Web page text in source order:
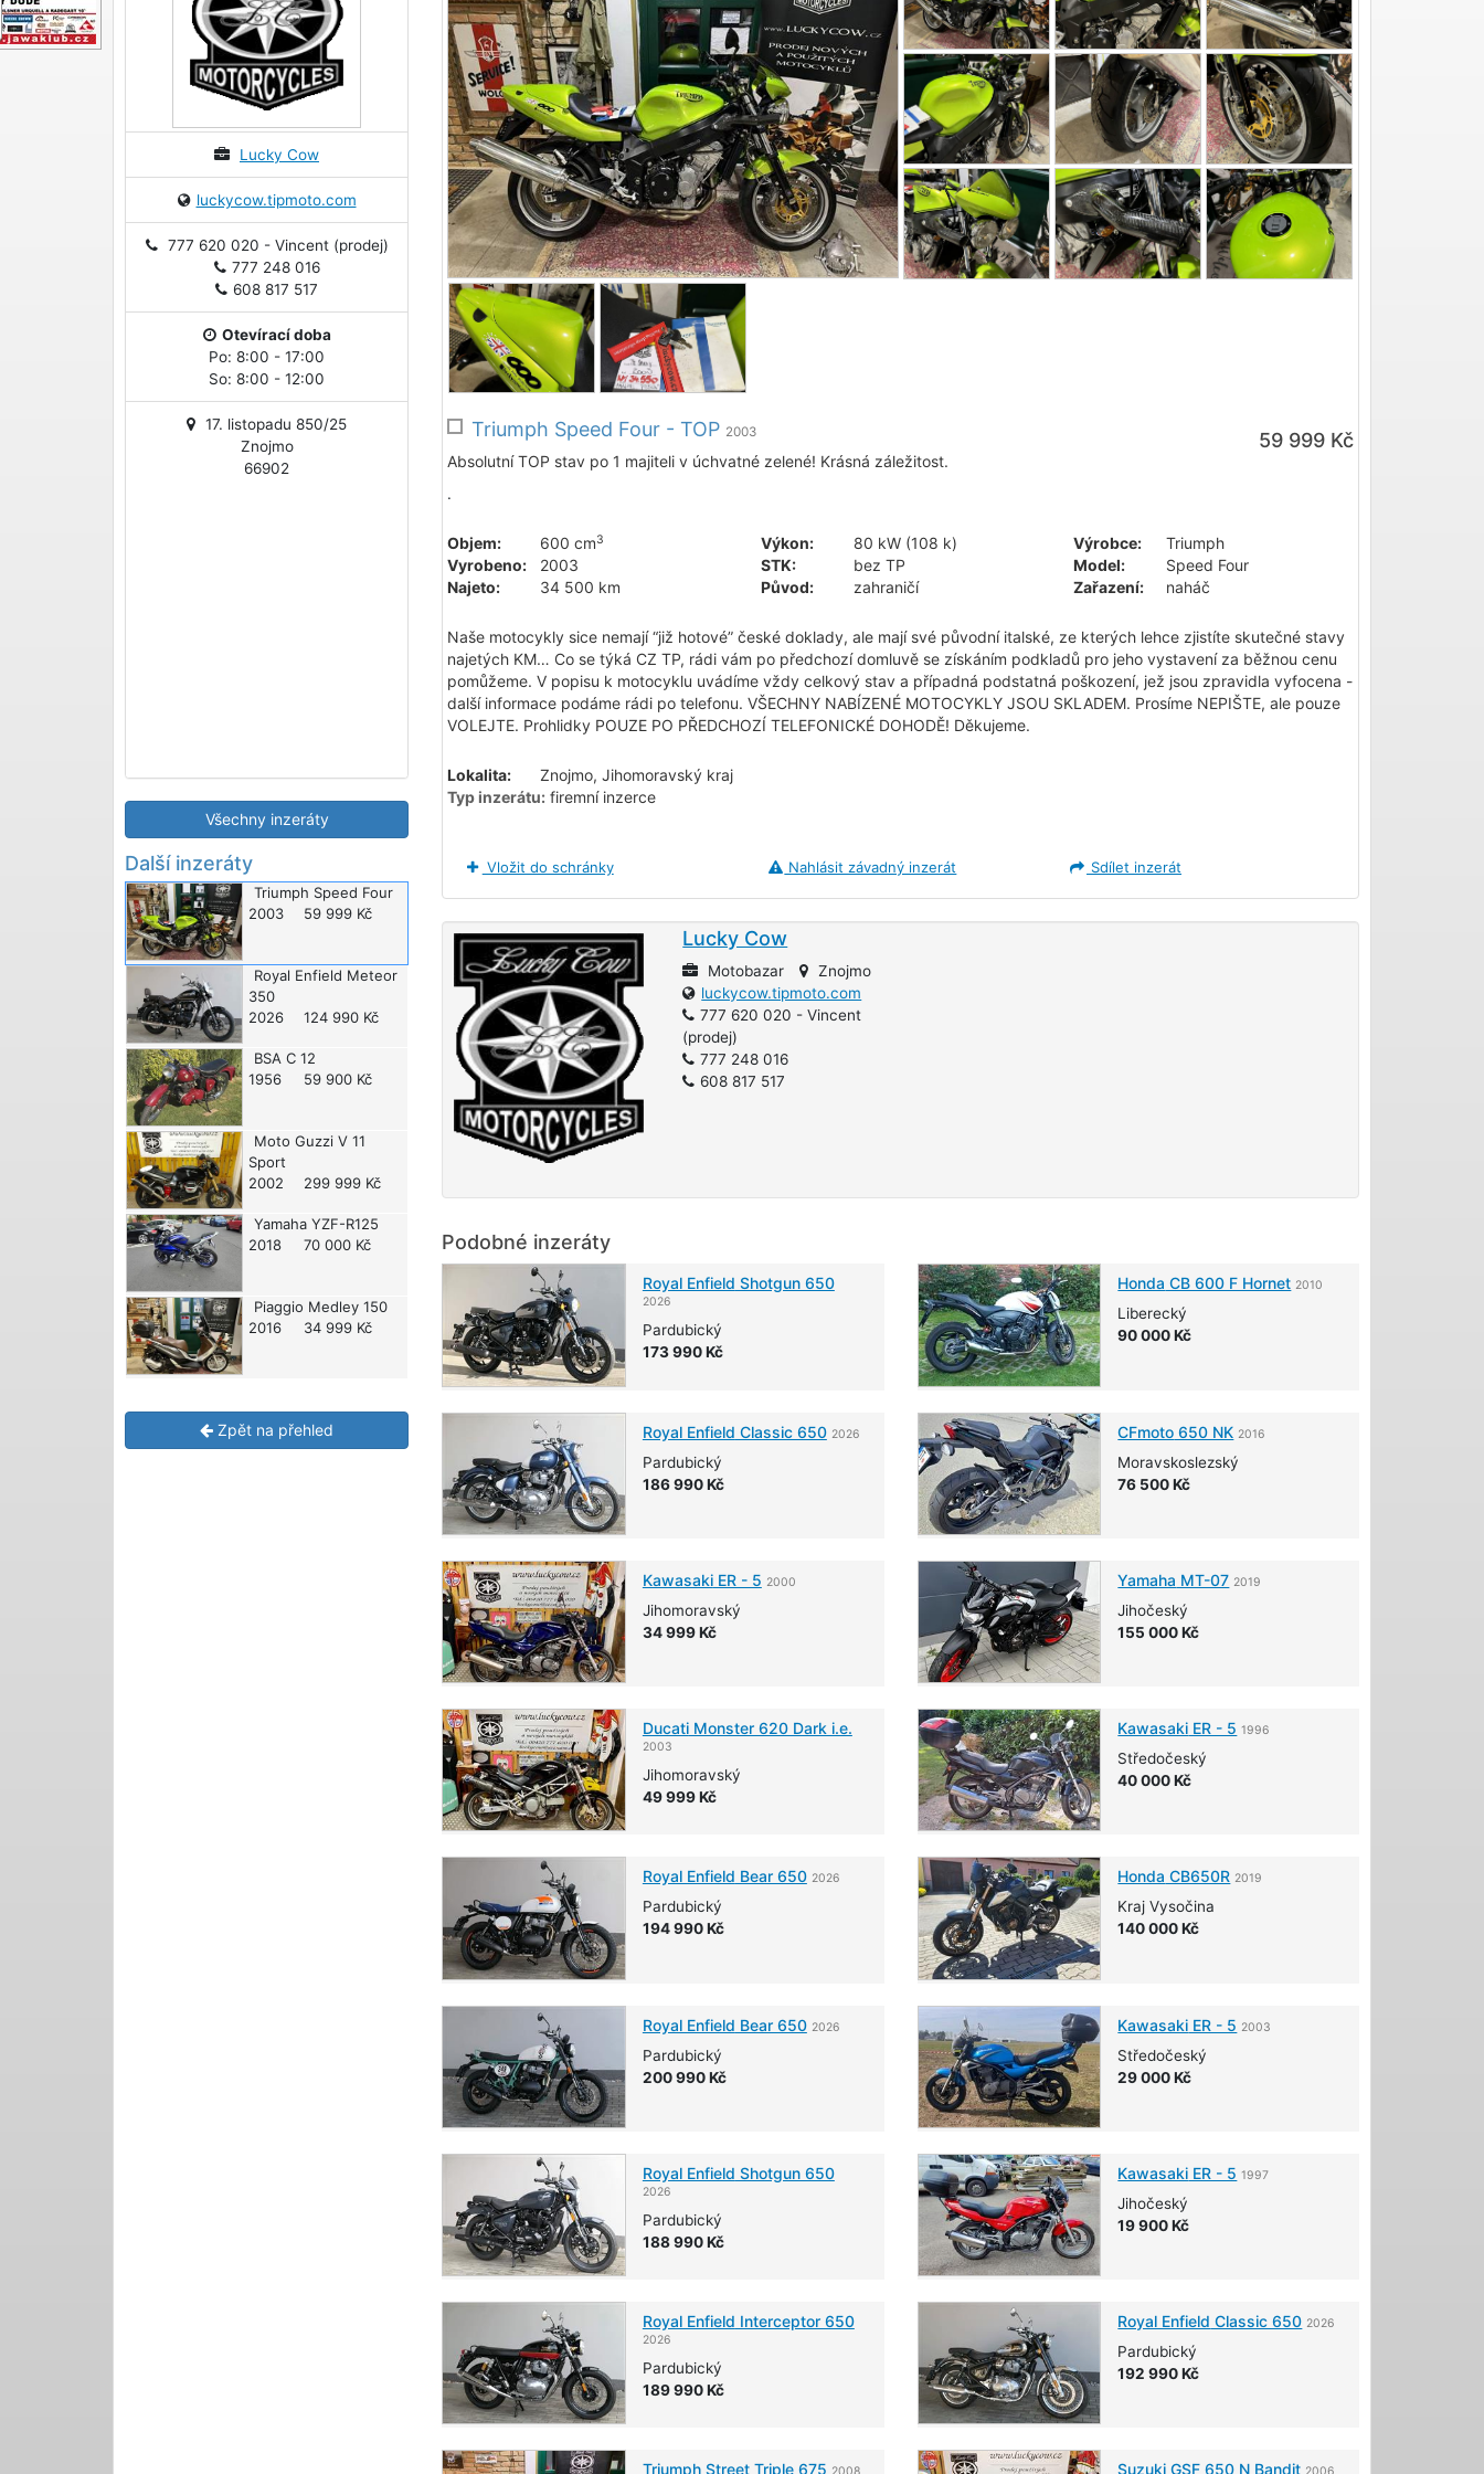
Lucky Cow
luckycow.tipmoto.com
777 620 020 - Vincent (prodej)
777 248 016
608 817 517
Otevírací doba
Po: 8:00 - 17:00
So: 8:00 - 12:00
17. listopadu 850/25
Znojmo
66902
Všechny inzeráty
Další inzeráty
Triumph Speed Four
2003
59 999 Kč
Royal Enfield Meteor
350
2026
124 990 Kč
BSA C 12
1956
59 900 Kč
Moto Guzzi V 11
Sport
2002
299 999 Kč
Yamaha YZF-R125
2018
70 000 Kč
Piaggio Medley 150
2016
34 999 Kč
Zpět na přehled
59 999 Kč
Triumph Speed Four - TOP 2003
Absolutní TOP stav po 1 majiteli v úchvatné zelené! Krásná záležitost.
.
Objem: 600 cm3
Vyrobeno:
2003
Najeto:
34 500 km
Výkon:
80 kW (108 k)
STK:
bez TP
Původ:
zahraničí
Výrobce:
Triumph
Model:
Speed Four
Zařazení:
naháč
Naše motocykly sice nemají “již hotové” české doklady, ale mají své původní italské, ze kterých lehce zjistíte skutečné stavy
najetých KM… Co se týká CZ TP, rádi vám po předchozí domluvě se získáním podkladů pro jeho vystavení za běžnou cenu
pomůžeme. V popisu k motocyklu uvádíme vždy celkový stav a případná podstatná poškození, jež jsou zpravidla vyfocena -
další informace podáme rádi po telefonu. VŠECHNY NABÍZENÉ MOTOCYKLY JSOU SKLADEM. Prosíme NEPIŠTE, ale pouze
VOLEJTE. Prohlidky POUZE PO PŘEDCHOZÍ TELEFONICKÉ DOHODĚ! Děkujeme.
Lokalita:
Znojmo, Jihomoravský kraj
Typ inzerátu: firemní inzerce
Vložit do schránky Nahlásit závadný inzerát Sdílet inzerát
Lucky Cow
Motobazar
Znojmo
luckycow.tipmoto.com
777 620 020 - Vincent
(prodej)
777 248 016
608 817 517
Podobné inzeráty
Royal Enfield Shotgun 650
2026
Pardubický
173 990 Kč
Honda CB 600 F Hornet 2010
Liberecký
90 000 Kč
Royal Enfield Classic 650 2026
Pardubický
186 990 Kč
CFmoto 650 NK 2016
Moravskoslezský
76 500 Kč
KawasakiER - 5 2000
Jihomoravský
34 999 Kč
Yamaha MT-07 2019
Jihočeský
155 000 Kč
DucatiMonster 620 Dark i.e.
2003
Jihomoravský
49 999 Kč
Kawasaki ER - 5 1996
Středočeský
40 000 Kč
Royal Enfield Bear 650 2026
Pardubický
194 990 Kč
Honda CB650R 2019
Kraj Vysočina
140 000 Kč
Royal Enfield Bear 650 2026
Pardubický
200 990 Kč
Kawasaki ER - 5 2003
Středočeský
29 000 Kč
Royal Enfield Shotgun 650
2026
Pardubický
188 990 Kč
Kawasaki ER - 5 1997
Jihočeský
19 900 Kč
Royal Enfield Interceptor 650
2026
Pardubický
189 990 Kč
Royal Enfield Classic 650 2026
Pardubický
192 990 Kč
TriumphStreet Triple 675 Suzuki GSF 650 N Bandit